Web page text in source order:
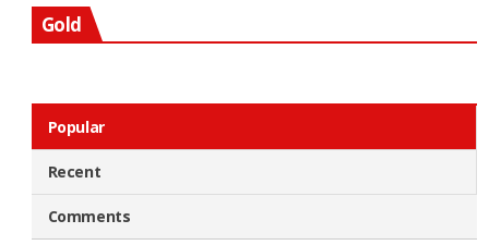
Gold
Popular
Recent
Comments